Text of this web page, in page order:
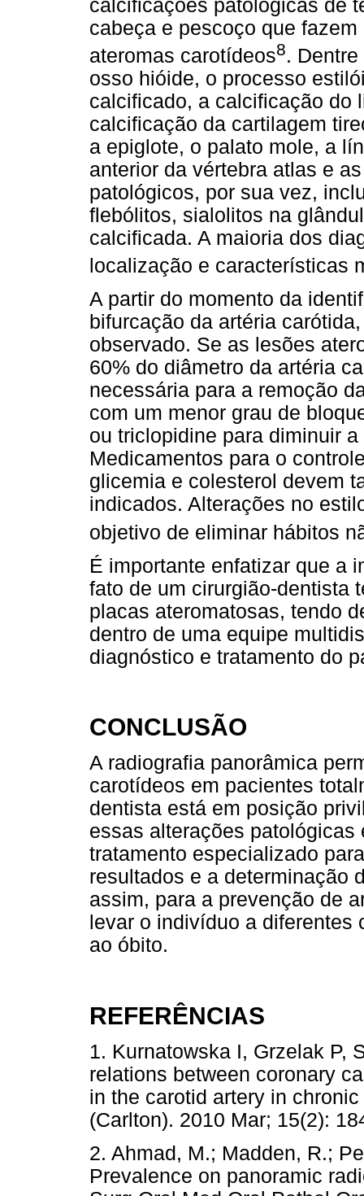
calcificações patológicas de
cabeça e pescoço que
ateromas carotídeos8.
osso hióide, o processo
calcificado, a calcificação do
calcificação da cartilagem
a epiglote, o palato mole, a
anterior da vértebra atlas e
patológicos, por sua vez,
flebólitos, sialolitos na
calcificada. A maioria dos
localização e características
A partir do momento da
bifurcação da artéria
observado. Se as lesões
60% do diâmetro da artéria
necessária para a remoção
com um menor grau de
ou triclopidine para diminuir
Medicamentos para o
glicemia e colesterol devem
indicados. Alterações no
objetivo de eliminar hábitos
É importante enfatizar que a
fato de um cirurgião-dentista
placas ateromatosas, tendo
dentro de uma equipe
diagnóstico e tratamento do
CONCLUSÃO
A radiografia panorâmica
carotídeos em pacientes
dentista está em posição
essas alterações
tratamento especializado
resultados e a determinação
assim, para a prevenção de
levar o indivíduo a
ao óbito.
REFERÊNCIAS
1. Kurnatowska I, Grzelak P,
relations between coronary
in the carotid artery in
(Carlton). 2010 Mar;
2. Ahmad, M.; Madden, R.;
Prevalence on panoramic